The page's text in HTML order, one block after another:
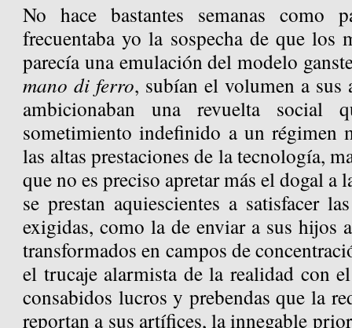
No hace bastantes semanas como
frecuentaba yo la sospecha de que los
parecía una emulación del modelo
mano di ferro, subían el volumen a sus
ambicionaban una revuelta social
sometimiento indefinido a un régimen
las altas prestaciones de la tecnología,
que no es preciso apretar más el dogal a
se prestan aquiescientes a satisfacer
exigidas, como la de enviar a sus hijos
transformados en campos de
el trucaje alarmista de la realidad con
consabidos lucros y prebendas que la
reportan a sus artífices, la innegable